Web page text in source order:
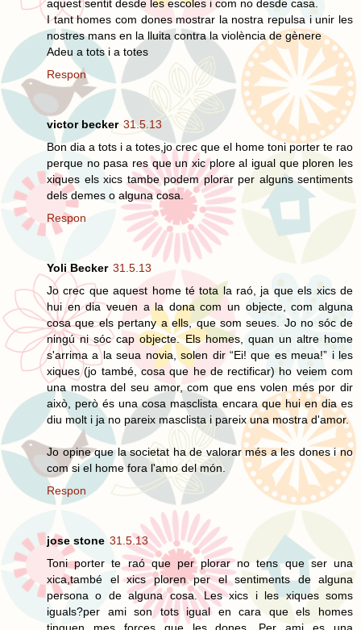
aquest sentit desde les escoles i com no desde casa.
I tant homes com dones mostrar la nostra repulsa i unir les
nostres mans en la lluita contra la violència de gènere
Adeu a tots i a totes
Respon
victor becker 31.5.13
Bon dia a tots i a totes,jo crec que el home toni porter te rao
perque no pasa res que un xic plore al igual que ploren les
xiques els xics tambe podem plorar per alguns sentiments
dels demes o alguna cosa.
Respon
Yoli Becker 31.5.13
Jo crec que aquest home té tota la raó, ja que els xics de
hui en dia veuen a la dona com un objecte, com alguna
cosa que els pertany a ells, que som seues. Jo no sóc de
ningú ni sóc cap objecte. Els homes, quan un altre home
s'arrima a la seua novia, solen dir “Ei! que es meua!” i les
xiques (jo també, cosa que he de rectificar) ho veiem com
una mostra del seu amor, com que ens volen més por dir
això, però és una cosa masclista encara que hui en dia es
diu molt i ja no pareix masclista i pareix una mostra d'amor.
Jo opine que la societat ha de valorar més a les dones i no
com si el home fora l'amo del món.
Respon
jose stone 31.5.13
Toni porter te raó que per plorar no tens que ser una
xica,també el xics ploren per el sentiments de alguna
persona o de alguna cosa. Les xics i les xiques soms
iguals?per ami son tots igual en cara que els homes
tinguen mes forçes que les dones. Per ami es una